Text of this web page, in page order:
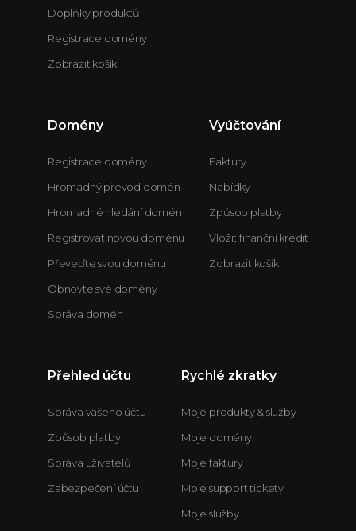
Doplňky produktů
Registrace domény
Zobrazit košík
Domény
Registrace domény
Hromadný převod domén
Hromadné hledání domén
Registrovat novou doménu
Převeďte svou doménu
Obnovte své domény
Správa domén
Vyúčtování
Faktury
Nabídky
Způsob platby
Vložit finanční kredit
Zobrazit košík
Přehled účtu
Správa vašeho účtu
Způsob platby
Správa uživatelů
Zabezpečení účtu
Rychlé zkratky
Moje produkty & služby
Moje domény
Moje faktury
Moje support tickety
Moje služby